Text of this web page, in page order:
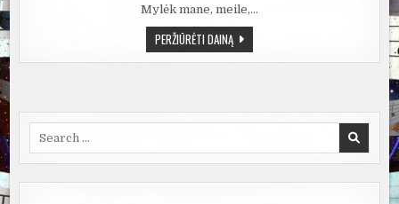
Mylėk mane, meile,…
PERŽIŪRĖTI DAINĄAISTĖ
PILVELYTĖ,
ROMAS